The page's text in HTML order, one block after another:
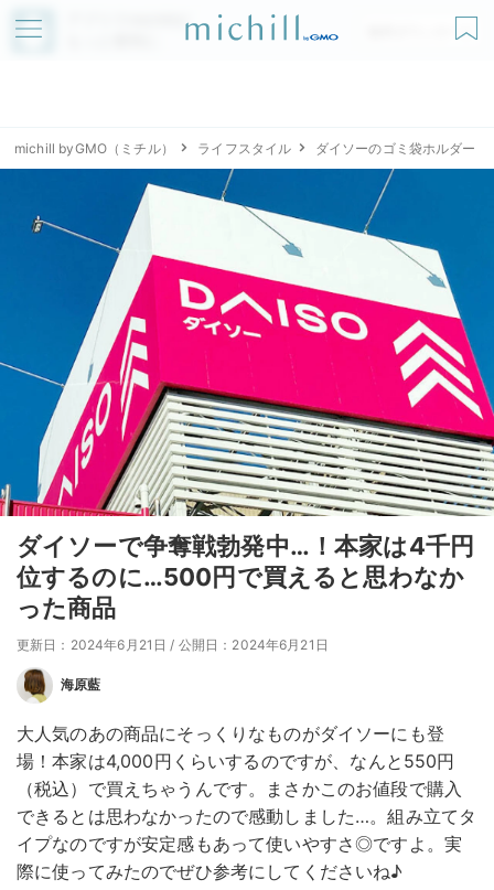
アプリでmichillが
無料ダウンロード
michill byGMO（ミチル） ライフスタイル ダイソーのゴミ袋ホルダー
ダイソーで争奪戦勃発中…！本家は4千円
位するのに…500円で買えると思わなか
った商品
更新日：2024年6月21日 / 公開日：2024年6月21日
海原藍
大人気のあの商品にそっくりなものがダイソーにも登
場！本家は4,000円くらいするのですが、なんと550円
（税込）で買えちゃうんです。まさかこのお値段で購入
できるとは思わなかったので感動しました…。組み立てタ
イプなのですが安定感もあって使いやすさ◎ですよ。実
際に使ってみたのでぜひ参考にしてくださいね♪